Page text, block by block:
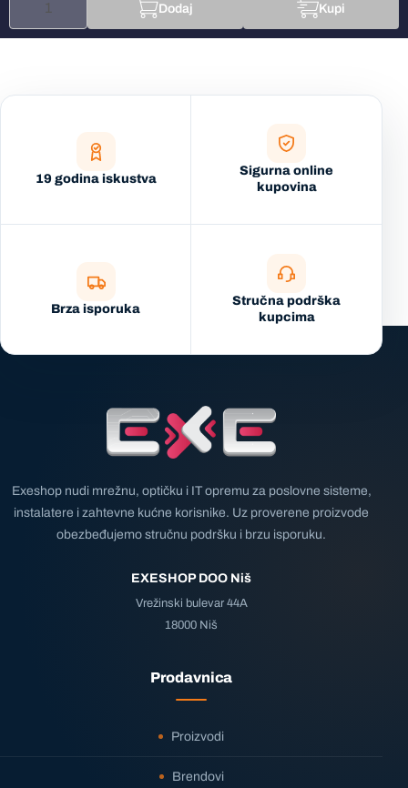
Dodaj Kupi
19 godina iskustva
Sigurna online
kupovina
Brza isporuka
Stručna podrška
kupcima
Exeshop nudi mrežnu, optičku i IT opremu za poslovne sisteme,
instalatere i zahtevne kućne korisnike. Uz proverene proizvode
obezbeđujemo stručnu podršku i brzu isporuku.
EXESHOP DOO Niš
Vrežinski bulevar 44A
18000 Niš
Prodavnica
Proizvodi
Brendovi